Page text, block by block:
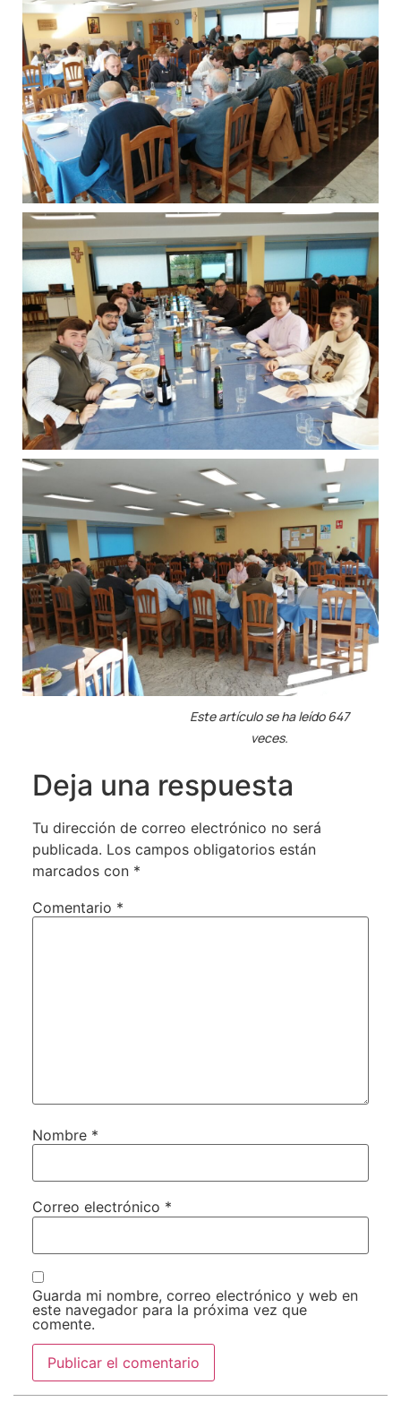
Este artículo se ha leído 647
veces.
Deja una respuesta
Tu dirección de correo electrónico no será
publicada. Los campos obligatorios están
marcados con *
Comentario *
Nombre *
Correo electrónico *
Guarda mi nombre, correo electrónico y web en
este navegador para la próxima vez que
comente.